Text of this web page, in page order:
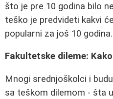
što je pre 10 godina bilo
teško je predvideti kakvi
popularni za još 10 godina.
Fakultetske dileme:
Mnogi srednjoškolci i
sa teškom dilemom - šta